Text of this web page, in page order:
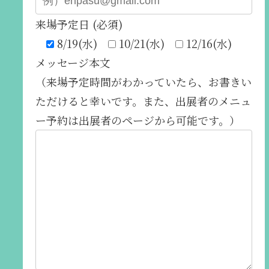
来場予定日 (必須)
8/19(水)
10/21(水)
12/16(水)
メッセージ本文
（来場予定時間がわかっていたら、お書きい
ただけると幸いです。また、出展者のメニュ
ー予約は出展者のページから可能です。）